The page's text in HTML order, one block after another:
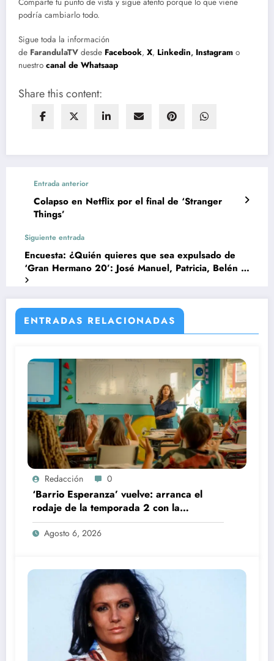
podría cambiarlo todo.
Sigue toda la información
de FarandulaTV desde Facebook, X, Linkedin, Instagram o
nuestro canal de Whatsaap
Share this content:
Entrada anterior
Colapso en Netflix por el final de ‘Stranger
Things’
Siguiente entrada
Encuesta: ¿Quién quieres que sea expulsado de
‘Gran Hermano 20’: José Manuel, Patricia, Belén o
Joon?
ENTRADAS RELACIONADAS
Redacción 0
‘Barrio Esperanza’ vuelve: arranca el
rodaje de la temporada 2 con la
incorporación de María Castro
Agosto 6, 2026